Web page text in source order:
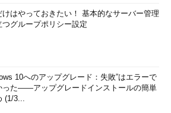
けはやっておきたい！ 基本的なサーバー管理
つグループポリシー設定
10へのアップグレード：失敗”はエラーで
った――アップグレードインストールの簡単
(1/3...